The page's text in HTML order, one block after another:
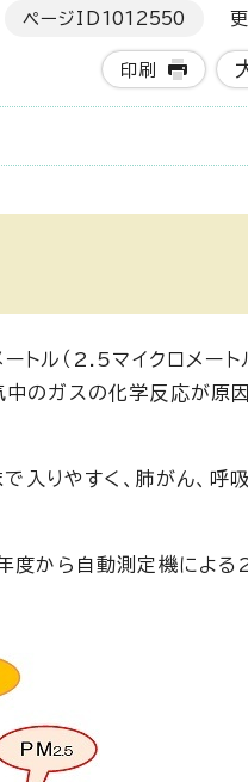
ページID 1012550 更
印刷
ル（2.5マイクロメート
のガスの化学反応が原
りやすく、肺がん、呼
から自動測定機による